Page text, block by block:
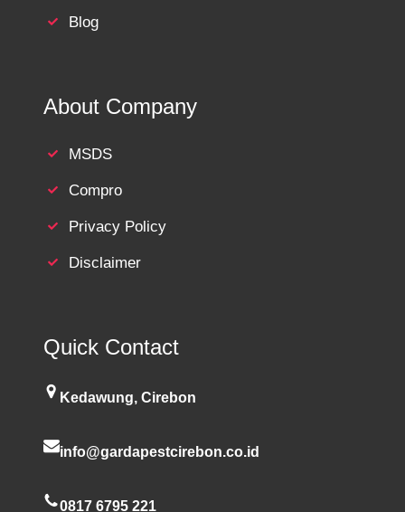
Blog
About Company
MSDS
Compro
Privacy Policy
Disclaimer
Quick Contact
Kedawung, Cirebon
info@gardapestcirebon.co.id
0817 6795 221